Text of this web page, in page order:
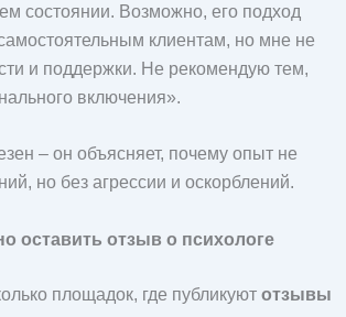
состоянии. Возможно, его подход
клиентам, но мне не
и поддержки. Не рекомендую тем,
включения».
– он объясняет, почему опыт не
но без агрессии и оскорблений.
оставить отзыв о психологе
площадок, где публикуют отзывы